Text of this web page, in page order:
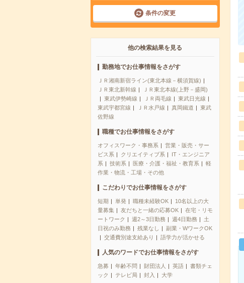
条件の変更
他の検索結果を見る
勤務地でお仕事情報をさがす
ＪＲ湘南新宿ライン(東北本線－横須賀線)
ＪＲ東北新幹線
ＪＲ東北本線(上野－盛岡)
東武伊勢崎線
ＪＲ両毛線
東武日光線
東武宇都宮線
ＪＲ水戸線 真岡鐵道
東武
佐野線
職種でお仕事情報をさがす
オフィスワーク・事務系
営業・販売・サー
ビス系
クリエイティブ系
IT・エンジニア
系
技術系 医療・介護・福祉・教育系
軽
作業・物流・工場・その他
こだわりでお仕事情報をさがす
短期 単発 職種未経験OK
10名以上の大
量募集
友だちと一緒の応募OK
在宅・リモ
ートワーク
週2～3日勤務 週4日勤務
土
日祝のみ勤務
残業なし
副業・WワークOK
交通費別途支給あり
語学力が活かせる
人気のワードでお仕事情報をさがす
急募 年齢不問 財団法人 英語
書類チェ
ック
テレビ局 封入 大学